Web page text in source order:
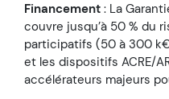
Financement : La
couvre jusqu’à 50 % du
participatifs (50 à 300
et les dispositifs ACRE/
accélérateurs majeurs